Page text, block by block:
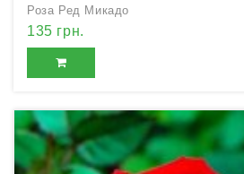
Роза Ред Микадо
135 грн.